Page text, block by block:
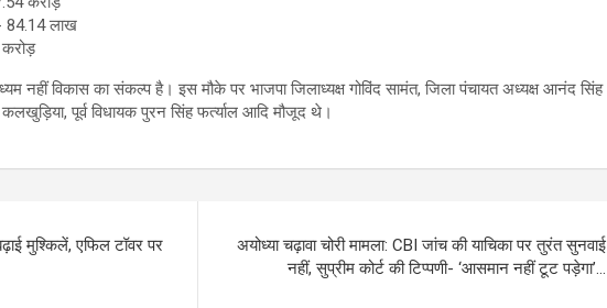
84.14 लाख
करोड़
नहीं विकास का संकल्प है। इस मौके पर भाजपा जिलाध्यक्ष गोविंद सामंत, जिला पंचायत अध्यक्ष आनंद सिंह
पूर्व विधायक पुरन सिंह फर्त्याल आदि मौजूद थे।
मुश्किलें, एफिल टॉवर पर
अयोध्या चढ़ावा चोरी मामला: CBI जांच की याचिका पर तुरंत सुनवाई
नहीं, सुप्रीम कोर्ट की टिप्पणी- ‘आसमान नहीं टूट पड़ेगा’…